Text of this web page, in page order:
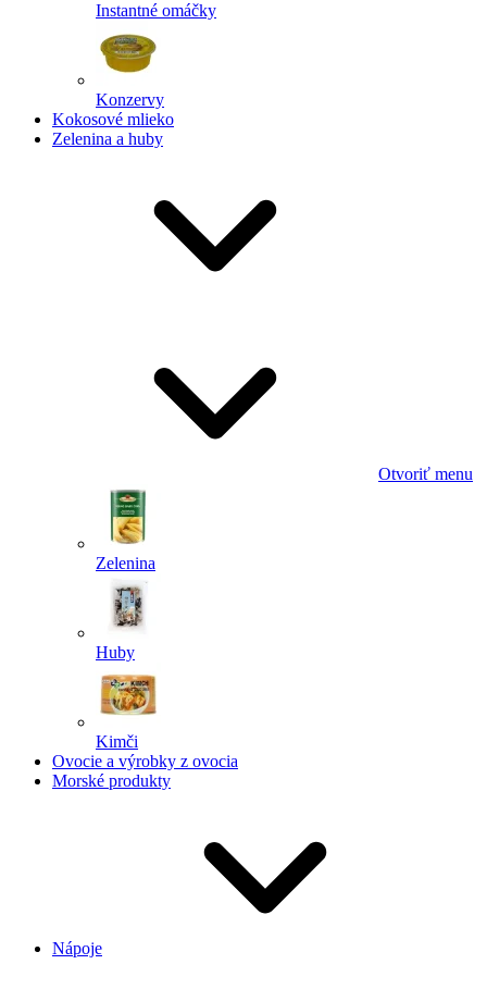
Instantné omáčky
Konzervy
Kokosové mlieko
Zelenina a huby
Otvoriť menu
Zelenina
Huby
Kimči
Ovocie a výrobky z ovocia
Morské produkty
Nápoje